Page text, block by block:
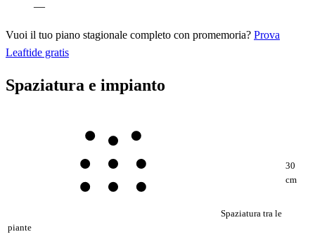
—
Vuoi il tuo piano stagionale completo con promemoria? Prova
Leaftide gratis
Spaziatura e impianto
Spaziatura tra le
piante
30
cm